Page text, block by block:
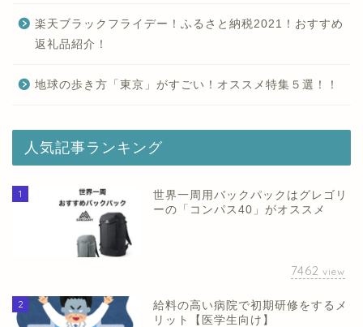
楽天ブラックフライデー！ふるさと納税2021！おすすめ
返礼品紹介！
地球の歩き方「東京」がすごい！オススメ特集５選！！
人気記事ランキング
1
世界一周用バックパックはグレゴリ
ーの「コンパス40」がオススメ
7462 view
2
給料の高い病院で初期研修をするメ
リット【医学生向け】